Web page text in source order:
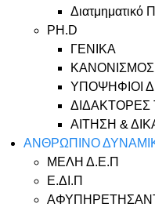
Διατμηματικό
PH.D
ΓΕΝΙΚΑ
ΚΑΝΟΝΙΣΜΟΣ
ΥΠΟΨΗΦΙΟΙ
ΑΙΤΗΣΗ &
ΑΝΘΡΩΠΙΝΟ
ΜΕΛΗ Δ.Ε.Π
Ε.ΔΙ.Π